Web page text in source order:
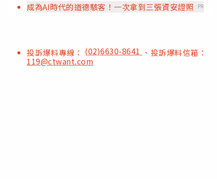
成為AI時代的道德駭客！一次拿到三張資安證照
PR
投訴爆料專線： (02)6630-8641 、投訴爆料信箱：
119@ctwant.com